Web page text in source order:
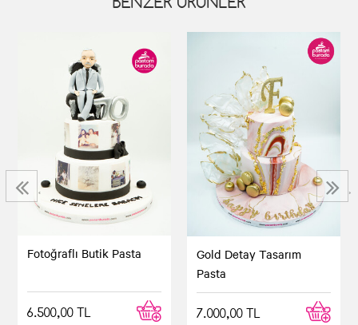
Fotoğraflı Butik Pasta
6.500,00 TL
Gold Detay Tasarım
Pasta
7.000,00 TL
‹ ›